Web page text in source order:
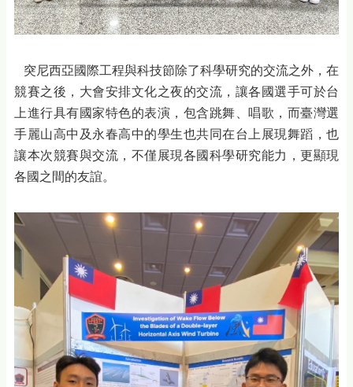
突尼西亞國際工程與科技節除了科學研究的交流之外，在
競賽之後，大會安排文化之夜的交流，讓各國選手可於台
上進行具有國家特色的表演，包含跳舞、唱歌，而臺灣選
手麗山高中及永春高中的學生也共同在台上展現舞蹈，也
讓本次競賽與交流，不僅展現各國科學研究能力，更顯現
各國之間的友誼。